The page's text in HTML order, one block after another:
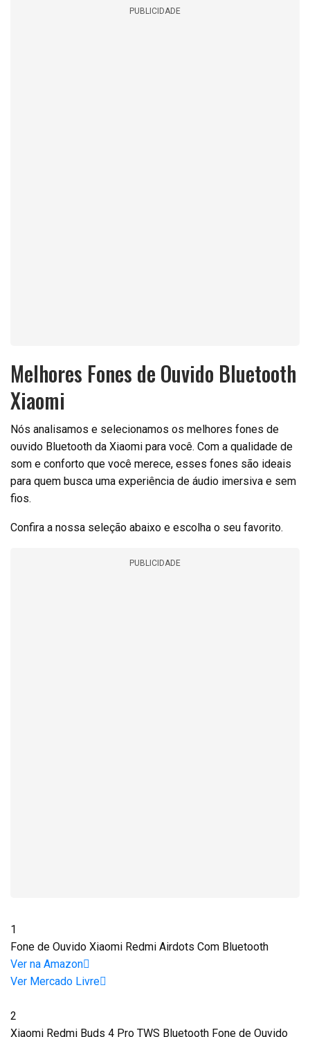
PUBLICIDADE
Melhores Fones de Ouvido Bluetooth
Xiaomi
Nós analisamos e selecionamos os melhores fones de
ouvido Bluetooth da Xiaomi para você. Com a qualidade de
som e conforto que você merece, esses fones são ideais
para quem busca uma experiência de áudio imersiva e sem
fios.
Confira a nossa seleção abaixo e escolha o seu favorito.
PUBLICIDADE
1
Fone de Ouvido Xiaomi Redmi Airdots Com Bluetooth
Ver na Amazon
Ver Mercado Livre
2
Xiaomi Redmi Buds 4 Pro TWS Bluetooth Fone de Ouvido